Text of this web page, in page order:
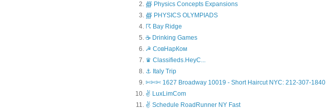
∰ Physics Concepts Expansions
∰ PHYSICS OLYMPIADS
☈ Bay Ridge
☕ Drinking Games
☭ СовНарКом
♛ Classifieds.HeyC...
⚓ Italy Trip
✄✄✄ 1627 Broadway 10019 - Short Haircut NYC: 212-307-1840
✌ LuxLimCom
✌ Schedule RoadRunner NY Fast